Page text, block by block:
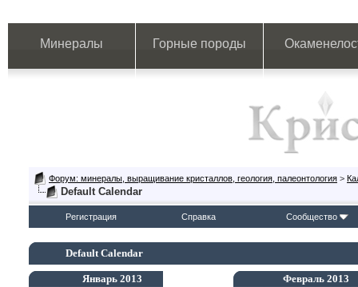
Минералы Горные породы
Форум: минералы, выращивание кристаллов, геология, палеонтология >
Default Calendar
Регистрация Справка Сообщество
Default Calendar
Январь 2013 Февраль 2013